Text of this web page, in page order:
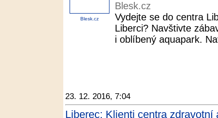
Blesk.cz
Blesk.cz
Vydejte se do centra
Liberci? Navštivte
i oblíbený aquapark.
23. 12. 2016, 7:04
Liberec: Klienti centra